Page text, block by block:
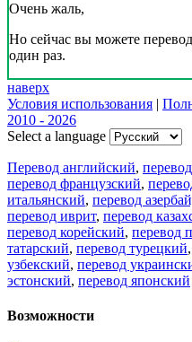
Очень жаль,
Но сейчас вы можете
один раз.
наверх
Условия использования |
2010 - 2026
Select a language
Перевод английский,
перевод французский,
итальянский, перевод
перевод иврит, перевод
перевод корейский, перевод
татарский, перевод турецкий,
узбекский, перевод
эстонский, перевод японский
Возможности